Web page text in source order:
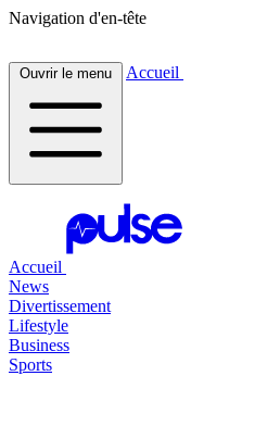
Navigation d'en-tête
Ouvrir le menu Accueil
Accueil
News
Divertissement
Lifestyle
Business
Sports